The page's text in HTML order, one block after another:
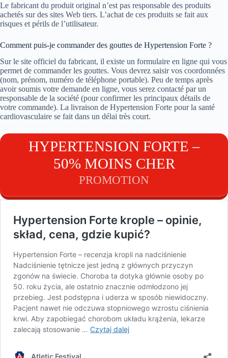
Le fabricant du produit original n’est pas responsable des produits
achetés sur des sites Web tiers. L’achat de ces produits se fait aux
risques et périls de l’utilisateur.
Comment puis-je commander des gouttes de Hypertension Forte ?
Sur le site officiel du fabricant, il existe un formulaire en ligne qui vous
permet de commander les gouttes. Vous devrez saisir vos coordonnées
(nom, prénom, numéro de téléphone portable). Peu de temps après
avoir soumis votre demande en ligne, vous serez contacté par un
responsable de la société (pour confirmer les principaux détails de
votre commande). La livraison de Hypertension Forte pour la santé
cardiovasculaire se fait dans un délai très court.
HYPERTENSION FORTE –
50% MOINS CHER
PROMOTION